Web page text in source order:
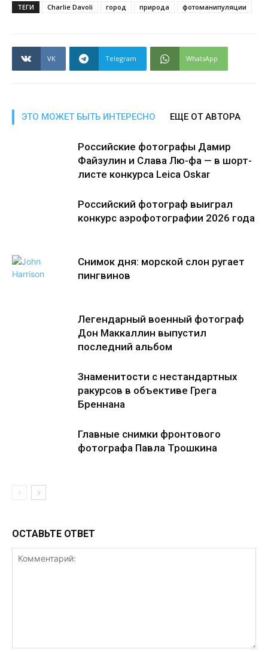
ТЕГИ Charlie Davoli город природа фотоманипуляции
VK Telegram WhatsApp
ЭТО МОЖЕТ БЫТЬ ИНТЕРЕСНО ЕЩЕ ОТ АВТОРА
Российские фотографы Дамир
Файзулин и Слава Лю-фа — в шорт-
листе конкурса Leica Oskar
Российский фотограф выиграл
конкурс аэрофотографии 2026 года
Снимок дня: морской слон ругает
пингвинов
Легендарный военный фотограф
Дон Маккаллин выпустил
последний альбом
Знаменитости с нестандартных
ракурсов в объективе Грега
Бреннана
Главные снимки фронтового
фотографа Павла Трошкина
ОСТАВЬТЕ ОТВЕТ